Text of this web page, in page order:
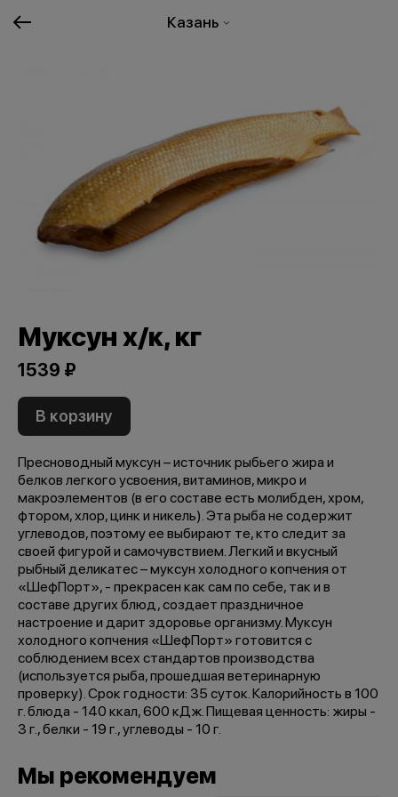
Казань
Муксун х/к, кг
1539 ₽
В корзину
Пресноводный муксун – источник рыбьего жира и
белков легкого усвоения, витаминов, микро и
макроэлементов (в его составе есть молибден, хром,
фтором, хлор, цинк и никель). Эта рыба не содержит
углеводов, поэтому ее выбирают те, кто следит за
своей фигурой и самочувствием. Легкий и вкусный
рыбный деликатес – муксун холодного копчения от
«ШефПорт», - прекрасен как сам по себе, так и в
составе других блюд, создает праздничное
настроение и дарит здоровье организму. Муксун
холодного копчения «ШефПорт» готовится с
соблюдением всех стандартов производства
(используется рыба, прошедшая ветеринарную
проверку). Срок годности: 35 суток. Калорийность в 100
г. блюда - 140 ккал, 600 кДж. Пищевая ценность: жиры -
3 г., белки - 19 г., углеводы - 10 г.
Мы рекомендуем